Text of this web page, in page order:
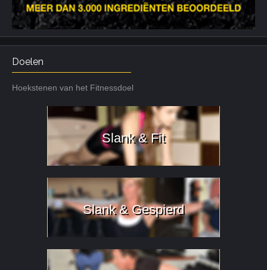
Doelen
Hoekstenen van het Fitnessdoel
Slank & Fit
Slank & Gespierd